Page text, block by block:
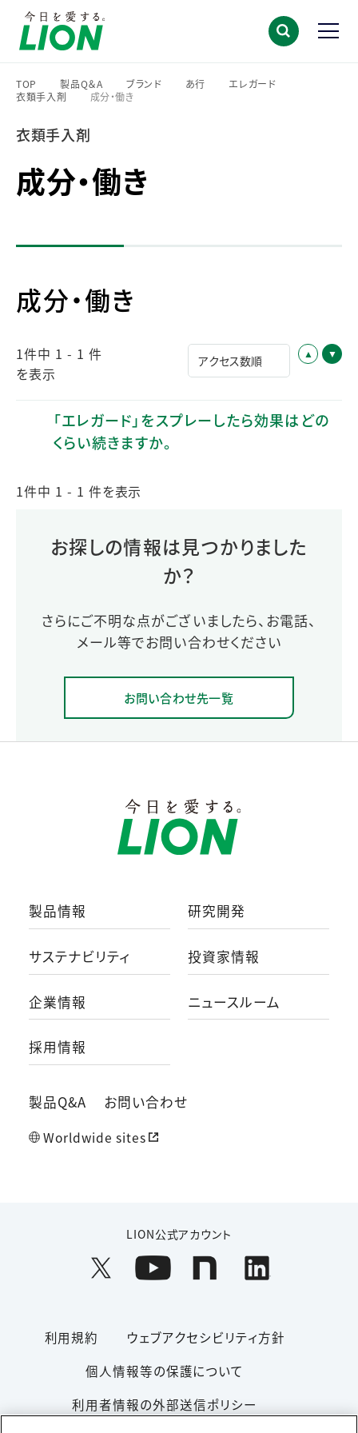
TOP
>
製品Q＆A
>
ブランド
あ行
エレガード
衣類手入剤
成分・働き
衣類手入剤
成分・働き
成分・働き
1件中 1 - 1 件
を表示
「エレガード」をスプレーしたら効果はどの
くらい続きますか。
1件中 1 - 1 件を表示
お探しの情報は見つかりました
か？
さらにご不明な点がございましたら、お電話、
メール等でお問い合わせください
お問い合わせ先一覧
製品情報 研究開発
サステナビリティ 投資家情報
企業情報 ニュースルーム
採用情報
製品Q&A お問い合わせ
Worldwide sites
LION公式アカウント
利用規約
ウェブアクセシビリティ方針
個人情報等の保護について
利用者情報の外部送信ポリシー